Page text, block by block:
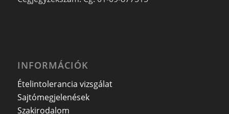
INFORMÁCIÓK
Ételintolerancia vizsgálat
Sajtómegjelenések
Szakirodalom